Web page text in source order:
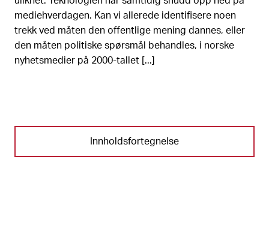
mediehverdagen. Kan vi allerede identifisere noen
trekk ved måten den offentlige mening dannes, eller
den måten politiske spørsmål behandles, i norske
nyhetsmedier på 2000-tallet [...]
Innholdsfortegnelse